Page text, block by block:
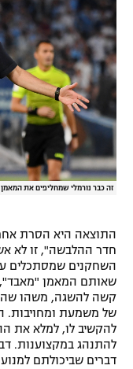
לוח דרושים – ג'ובנט
תגיות
המגזין
זה כבר נורמלי שמחליפים את המאמן
התוצאה היא הסרת
חדר ההלבשה", זו לא
השחקנים שמסתכלים
שאותם המאמן "מאבד",
קשה להשגה, משהו
של משמעת ומחויבות.
להקשיב לו, למלא את
להתנהג במקצוענות.
דברים שביכולתם